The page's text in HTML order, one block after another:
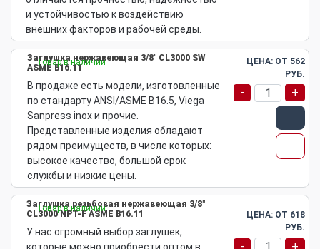
и устойчивостью к воздействию
внешних факторов и рабочей среды.
Товар в наличии
Заглушка нержавеющая 3/8" CL3000 SW
ASME B16.11
В продаже есть модели, изготовленные
по стандарту ANSI/ASME B16.5, Viega
Sanpress inox и прочие.
Представленные изделия обладают
рядом преимуществ, в числе которых:
высокое качество, большой срок
службы и низкие цены.
ЦЕНА: ОТ 562
РУБ.
- +
Товар в наличии
Заглушка резьбовая нержавеющая 3/8"
CL3000 NPT-F ASME B16.11
У нас огромный выбор заглушек,
ЦЕНА: ОТ 618
РУБ.
- +